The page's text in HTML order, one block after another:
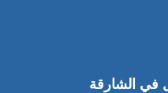
في الشارقة